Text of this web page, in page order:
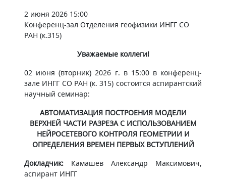
2 июня 2026 15:00
Конференц-зал Отделения геофизики ИНГГ СО
РАН (к.315)
Уважаемые коллеги!
02 июня (вторник) 2026 г. в 15:00 в конференц-
зале ИНГГ СО РАН (к. 315) состоится аспирантский
научный семинар:
АВТОМАТИЗАЦИЯ ПОСТРОЕНИЯ МОДЕЛИ
ВЕРХНЕЙ ЧАСТИ РАЗРЕЗА С ИСПОЛЬЗОВАНИЕМ
НЕЙРОСЕТЕВОГО КОНТРОЛЯ ГЕОМЕТРИИ И
ОПРЕДЕЛЕНИЯ ВРЕМЕН ПЕРВЫХ ВСТУПЛЕНИЙ
Докладчик: Камашев Александр Максимович,
аспирант ИНГГ